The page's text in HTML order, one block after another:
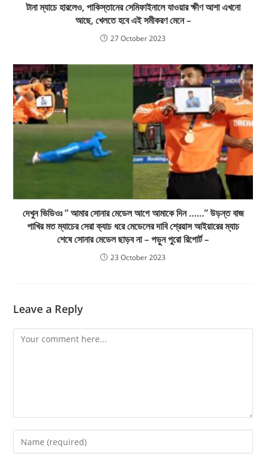
টানা‌ ম্যাচে হারলেও, পাকিস্তানের সেমিফাইনালে যাওয়ার ক্ষীণ আশা এখনো
আছে, খেলতে হবে এই সমীকরণ মেনে –
27 October 2023
দেখুন ভিডিওঃ ” আমার সোনার মেডেল আগে আমাকে দিন ……” উড়ন্ত বাজ
পাখির মত ম্যাচের সেরা ক্যাচ ধরে মেডেলের দাবি শ্রেয়াস আইয়ারের ম্যাচ
শেষে সোনার মেডেল ছাড়ব না – পড়ুন পুরো রিপোর্ট –
23 October 2023
Leave a Reply
Comment
Enter
your